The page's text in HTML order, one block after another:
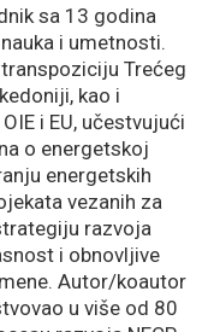
sa 13 godina
i umetnosti.
Trećeg
kao i
i EU, učestvujući
o energetskoj
energetskih
vezanih za
razvoja
i obnovljive
Autor/koautor
u više od 80